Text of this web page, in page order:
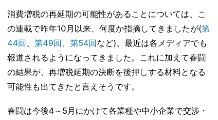
消費増税の再延期の可能性があることについては、こ
の連載で昨年10月以来、何度か指摘してきましたが(第
44回 、 第49回 、 第54回 など)、最近は各メディアでも
報道されるようになってきました。これに加えて春闘
の結果が、再増税延期の決断を後押しする材料となる
可能性も出てきたと言えそうです。
春闘は今後4～5月にかけて各業種や中小企業で交渉・